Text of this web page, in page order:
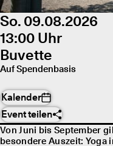
So. 09.08.2026
13:00 Uhr
Buvette
Auf Spendenbasis
Kalender
Event teilen
Von Juni bis September
besondere Auszeit: Yoga